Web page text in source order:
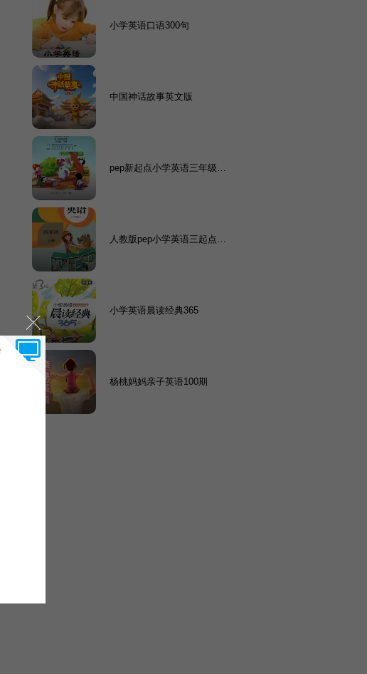
小学英语口语300句
中国神话故事英文版
pep新起点小学英语三年级下
人教版pep小学英语三起点四
小学英语晨读经典365
杨桃妈妈亲子英语100期